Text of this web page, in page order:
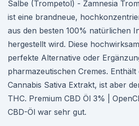
Salbe (Trompetol) - Zamnesia
ist eine brandneue,
aus den besten 100% natürlichen
hergestellt wird. Diese
perfekte Alternative oder
pharmazeutischen Cremes.
Cannabis Sativa Extrakt, ist aber
THC. Premium CBD Öl 3% |
CBD-Öl war sehr gut.